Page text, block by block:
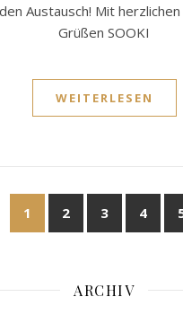
Austausch! Mit
Grüßen SOOKI
WEITERLESEN
1 2 3 4
ARCHIV